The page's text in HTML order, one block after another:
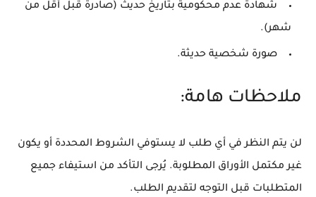
شهادة عدم محكومية بتاريخ حديث (صادرة قبل أقل من
شهر).
صورة شخصية حديثة.
ملاحظات هامة:
لن يتم النظر في أي طلب لا يستوفي الشروط المحددة أو يكون
غير مكتمل الأوراق المطلوبة. يُرجى التأكد من استيفاء جميع
المتطلبات قبل التوجه لتقديم الطلب.